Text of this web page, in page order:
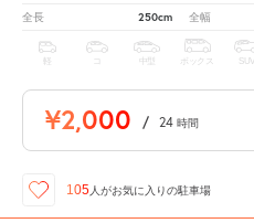
全長 250cm 全幅
軽 中型 ボックス SUV
¥2,000 / 24 時間
105 人がお気に入りの駐車場